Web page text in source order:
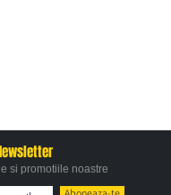
si promotiile noastre